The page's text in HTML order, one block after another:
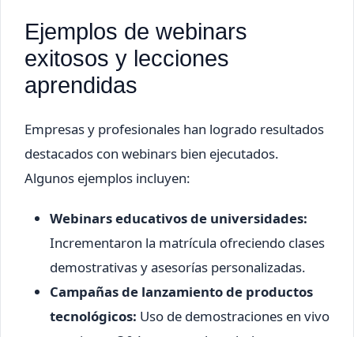
Ejemplos de webinars
exitosos y lecciones
aprendidas
Empresas y profesionales han logrado resultados
destacados con webinars bien ejecutados.
Algunos ejemplos incluyen:
Webinars educativos de universidades:
Incrementaron la matrícula ofreciendo clases
demostrativas y asesorías personalizadas.
Campañas de lanzamiento de productos
tecnológicos: Uso de demostraciones en vivo